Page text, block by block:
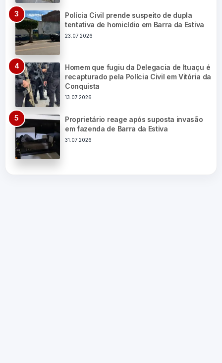
Polícia Civil prende suspeito de dupla
tentativa de homicídio em Barra da Estiva
23.07.2026
Homem que fugiu da Delegacia de Ituaçu é
recapturado pela Polícia Civil em Vitória da
Conquista
13.07.2026
Proprietário reage após suposta invasão
em fazenda de Barra da Estiva
31.07.2026